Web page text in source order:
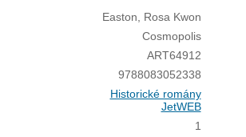
Easton, Rosa Kwon
Cosmopolis
ART64912
9788083052338
Historické romány
JetWEB
1